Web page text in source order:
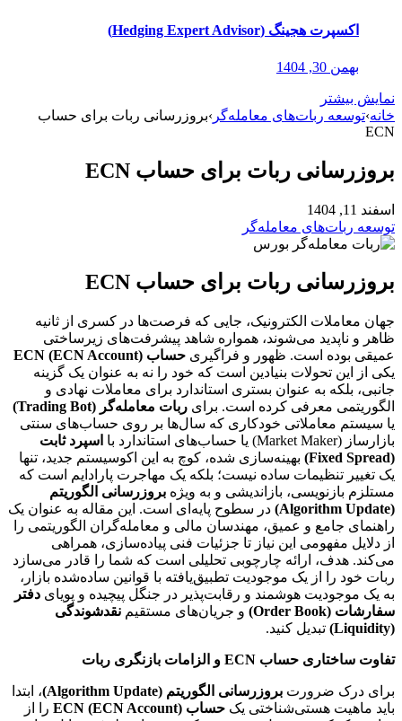
اکسپرت هجینگ (Hedging Expert Advisor)
بهمن 30, 1404
نمایش بیشتر
خانه›توسعه ربات‌های معامله‌گر ›بروزرسانی ربات برای حساب
ECN
بروزرسانی ربات برای حساب ECN
اسفند 11, 1404
توسعه ربات‌های معامله‌گر
بروزرسانی ربات برای حساب ECN
جهان معاملات الکترونیک، جایی که فرصت‌ها در کسری از ثانیه
ظاهر و ناپدید می‌شوند، همواره شاهد پیشرفت‌های زیرساختی
عمیقی بوده است. ظهور و فراگیری حساب ECN (ECN Account)
یکی از این تحولات بنیادین است که خود را نه به عنوان یک گزینه
جانبی، بلکه به عنوان بستری استاندارد برای معاملات نهادی و
الگوریتمی معرفی کرده است. برای ربات معامله‌گر (Trading Bot)
یا سیستم معاملاتی خودکاری که سال‌ها بر روی حساب‌های سنتی
بازارساز (Market Maker) یا حساب‌های استاندارد با
اسپرد ثابت
(Fixed Spread)
بهینه‌سازی شده، کوچ به این اکوسیستم جدید، تنها
یک تغییر تنظیمات ساده نیست؛ بلکه یک مهاجرت پارادایم است که
مستلزم بازنویسی، بازاندیشی و به ویژه بروزرسانی الگوریتم
(Algorithm Update)
در سطوح پایه‌ای است. این مقاله به عنوان یک
راهنمای جامع و عمیق، مهندسان مالی و معامله‌گران الگوریتمی را
از دلایل مفهومی این نیاز تا جزئیات فنی پیاده‌سازی، همراهی
می‌کند. هدف، ارائه چارچوبی تحلیلی است که شما را قادر می‌سازد
ربات خود را از یک موجودیت تطبیق‌یافته با قوانین ساده‌شده بازار،
به یک موجودیت هوشمند و رقابت‌پذیر در جنگل پیچیده و پویای دفتر
سفارشات (Order Book)
و جریان‌های مستقیم نقدشوندگی
(Liquidity)
تبدیل کنید.
تفاوت ساختاری حساب ECN و الزامات بازنگری ربات
برای درک ضرورت بروزرسانی الگوریتم (Algorithm Update)
، ابتدا
باید ماهیت هستی‌شناختی یک حساب ECN (ECN Account)
را از